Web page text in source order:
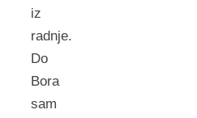
iz
radnje.
Do
Bora
sam